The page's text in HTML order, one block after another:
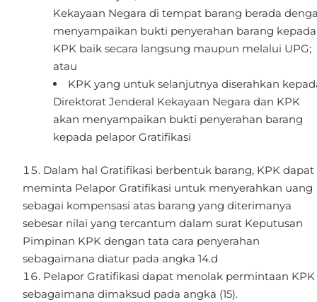
Kekayaan Negara di tempat barang berada
menyampaikan bukti penyerahan barang kepada
KPK baik secara langsung maupun melalui UPG;
atau
KPK yang untuk selanjutnya diserahkan
Direktorat Jenderal Kekayaan Negara dan KPK
akan menyampaikan bukti penyerahan barang
kepada pelapor Gratifikasi
Dalam hal Gratifikasi berbentuk barang, KPK dapat
meminta Pelapor Gratifikasi untuk menyerahkan uang
sebagai kompensasi atas barang yang diterimanya
sebesar nilai yang tercantum dalam surat Keputusan
Pimpinan KPK dengan tata cara penyerahan
sebagaimana diatur pada angka 14.d
Pelapor Gratifikasi dapat menolak permintaan KPK
sebagaimana dimaksud pada angka (15).